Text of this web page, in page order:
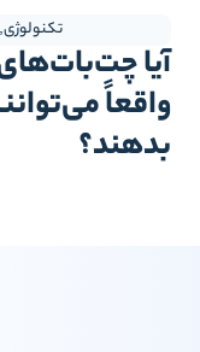
تکنولوژی,
چت‌بات‌های